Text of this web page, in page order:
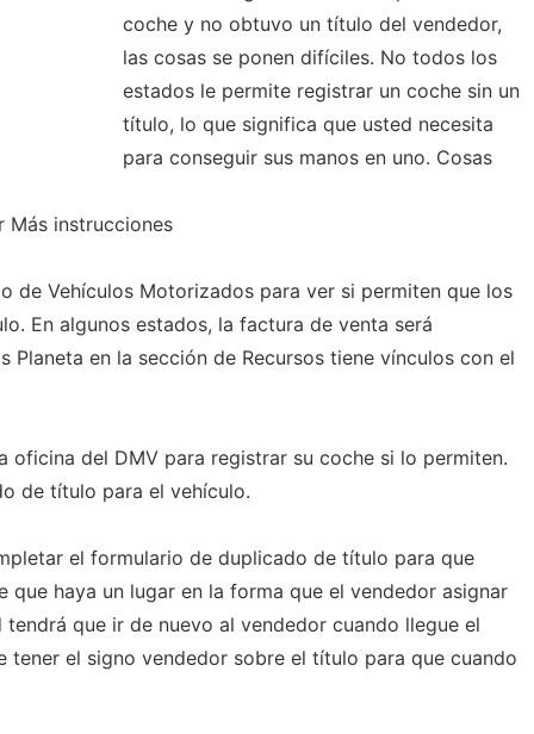
coche y no obtuvo un título del vendedor,
las cosas se ponen difíciles. No todos los
estados le permite registrar un coche sin un
título, lo que significa que usted necesita
para conseguir sus manos en uno. Cosas
Más instrucciones
de Vehículos Motorizados para ver si permiten que los
En algunos estados, la factura de venta será
Planeta en la sección de Recursos tiene vínculos con el
oficina del DMV para registrar su coche si lo permiten.
de título para el vehículo.
el formulario de duplicado de título para que
haya un lugar en la forma que el vendedor asignar
que ir de nuevo al vendedor cuando llegue el
tener el signo vendedor sobre el título para que cuando